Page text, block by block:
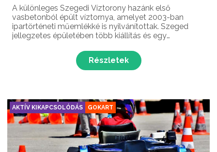
A különleges Szegedi Víztorony hazánk első
vasbetonból épült víztornya, amelyet 2003-ban
ipartörténeti műemlékké is nyilvánítottak. Szeged
jellegzetes épületében több kiállítás és egy
Részletek
AKTÍV KIKAPCSOLÓDÁS GOKART